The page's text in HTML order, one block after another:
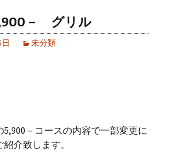
－ グリル
未分類
－コースの内容で一部変更に
介致します。